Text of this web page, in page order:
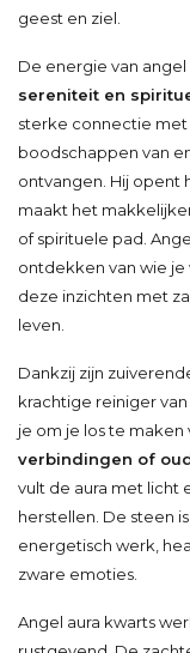
geest en ziel.
De energie van
sereniteit en
sterke connectie
boodschappen van
ontvangen. Hij opent
maakt het
of spirituele pad.
ontdekken van wie
deze inzichten met
leven.
Dankzij zijn
krachtige reiniger
je om je los te maken
verbindingen of
vult de aura met licht
herstellen. De steen
energetisch werk,
zware emoties.
Angel aura kwarts